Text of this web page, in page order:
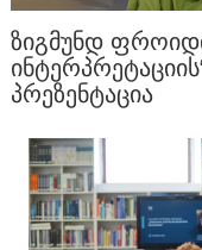
ᲖᲘᲒᲛᲣᲜᲓ
ᲞᲠᲔᲖᲔᲜᲢᲐᲪᲘᲐ